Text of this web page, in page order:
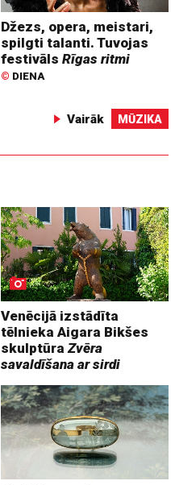
Džezs, opera, meistari,
spilgti talanti. Tuvojas
festivālsRīgas ritmi
© DIENA
Vairāk MŪZIKA
Venēcijā izstādīta
tēlnieka Aigara Bikšes
skulptūraZvēra
savaldīšana ar sirdi